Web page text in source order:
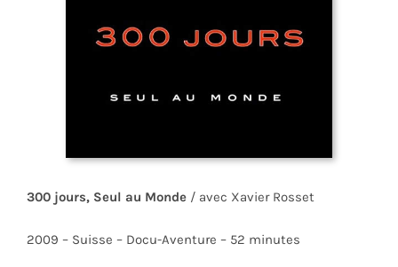
300 jours, Seul au Monde/ avec Xavier Rosset
2009 – Suisse – Docu-Aventure – 52 minutes